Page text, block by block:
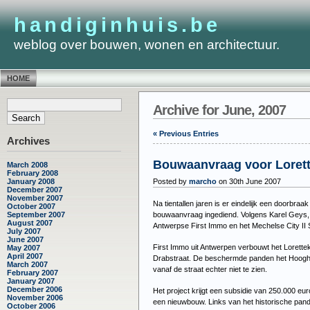
handiginhuis.be
weblog over bouwen, wonen en architectuur.
HOME
Archives
March 2008
February 2008
January 2008
December 2007
November 2007
October 2007
September 2007
August 2007
July 2007
June 2007
May 2007
April 2007
March 2007
February 2007
January 2007
December 2006
November 2006
October 2006
Archive for June, 2007
« Previous Entries
Bouwaanvraag voor
Posted by marcho on 30th June 2007
Na tientallen jaren is er eindelijk een
bouwaanvraag ingediend. Volgens Karel
Antwerpse First Immo en het Mechelse City II
First Immo uit Antwerpen verbouwt het
Drabstraat. De beschermde panden het
vanaf de straat echter niet te zien.
Het project krijgt een subsidie van 250.000
een nieuwbouw. Links van het historische